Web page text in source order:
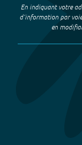
En indiquant votre
d’information par
en